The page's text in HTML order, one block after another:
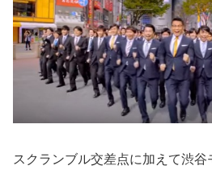
スクランブル交差点に加えて渋谷